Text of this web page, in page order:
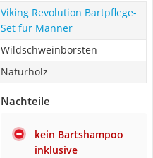
Viking Revolution Bartpflege-
Set für Männer
Wildschweinborsten
Naturholz
Nachteile
kein Bartshampoo
inklusive